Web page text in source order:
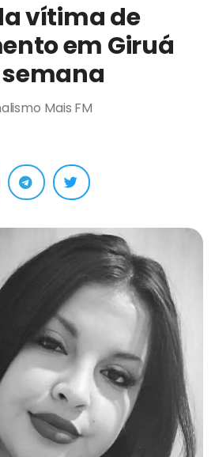
vítima de
em Giruá
Mais FM